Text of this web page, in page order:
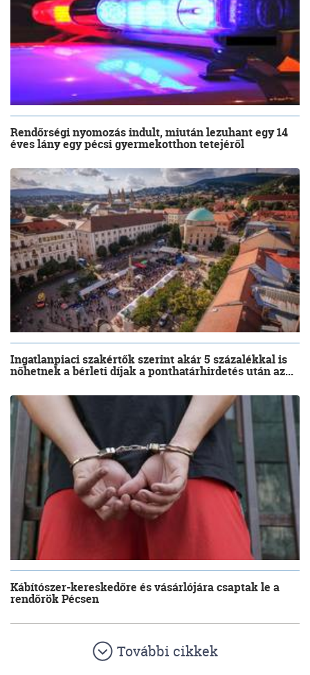
Rendőrségi nyomozás indult, miután lezuhant egy 14
éves lány egy pécsi gyermekotthon tetejéről
Ingatlanpiaci szakértők szerint akár 5 százalékkal is
nőhetnek a bérleti díjak a ponthatárhirdetés után az...
Kábítószer-kereskedőre és vásárlójára csaptak le a
rendőrök Pécsen
További cikkek